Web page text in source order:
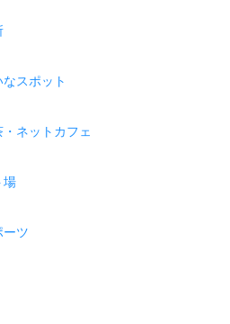
スポット
ネットカフェ
場
ーツ